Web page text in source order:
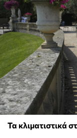
Τα κλιματιστικά